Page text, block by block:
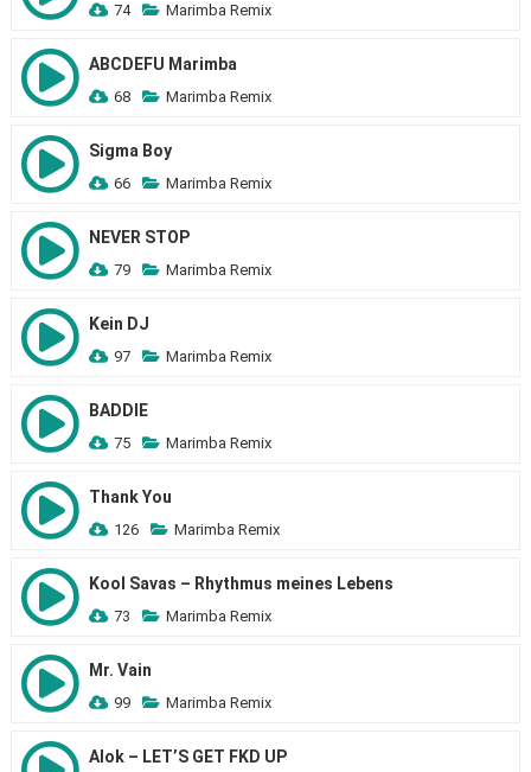
74 Marimba Remix
ABCDEFU Marimba
68 Marimba Remix
Sigma Boy
66 Marimba Remix
NEVER STOP
79 Marimba Remix
Kein DJ
97 Marimba Remix
BADDIE
75 Marimba Remix
Thank You
126 Marimba Remix
Kool Savas – Rhythmus meines Lebens
73 Marimba Remix
Mr. Vain
99 Marimba Remix
Alok – LET’S GET FKD UP